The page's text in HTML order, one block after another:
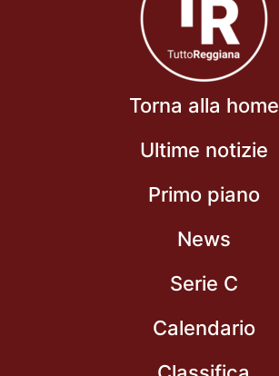
Torna alla home
Ultime notizie
Primo piano
News
Serie C
Calendario